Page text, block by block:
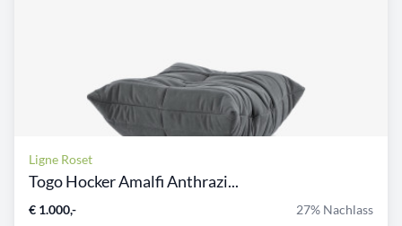
Ligne Roset
Togo Hocker Amalfi Anthrazi...
€ 1.000,- 27% Nachlass